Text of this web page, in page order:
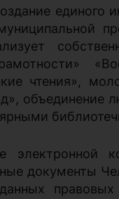
единого
чтения»,
объединение
электронной
документы